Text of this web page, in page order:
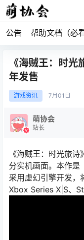
公告 帮助文档（必看
《海贼王：时
年发售
游戏资讯 7月 01日
萌协会
站长
《海贼王：时光旅
分实机画面。本作是
采用虚幻引擎开发，
Xbox Series X|S、